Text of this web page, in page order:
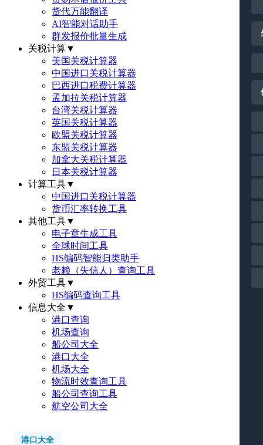
货代万能翻译
AI智能对话助手
群发报价批量生成
关税计算▼
美国关税计算器
中国进口关税计算器
巴西进口税费计算器
孟加拉关税计算器
台湾关税计算器
英国关税计算器
欧盟关税计算器
东盟关税计算器
加拿大关税计算器
日本关税计算器
计算工具▼
中国进口关税计算器
货币汇率转换工具
其他工具▼
电子章生成工具
全球时间工具
HS编码智能归类助手
老赖（失信人）查询工具
外贸工具▼
HS编码查询工具
信息大全 ▼
港口查询
机场查询
船公司大全
港口大全
机场大全
物流时效查询工具
船公司查询工具
航空公司大全
港口大全